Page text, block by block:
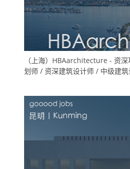
（上海）HBAarchitecture - 资
划师 / 资深建筑设计师 / 中级建